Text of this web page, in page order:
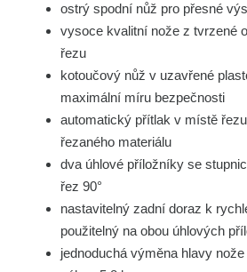
ostrý spodní nůž pro přesné
vysoce kvalitní nože z tvrzené
řezu
kotoučový nůž v uzavřené
maximální míru bezpečnosti
automatický přítlak v místě
řezaného materiálu
dva úhlové příložníky se
řez 90°
nastavitelný zadní doraz k
použitelný na obou úhlových
jednoduchá výměna hlavy